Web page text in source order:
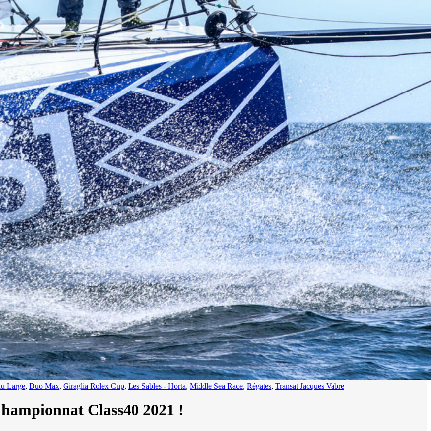
13Mar
Records,Vitesse absolue
SP80 franchit la barre mythique des 50 noeuds
Source
SP80
13 mars 2025
0
Large, Duo Max, Giraglia Rolex Cup, Les Sables - Horta, Middle Sea Race, Régates, Transat Jacques Vabre
Class40 2021 !